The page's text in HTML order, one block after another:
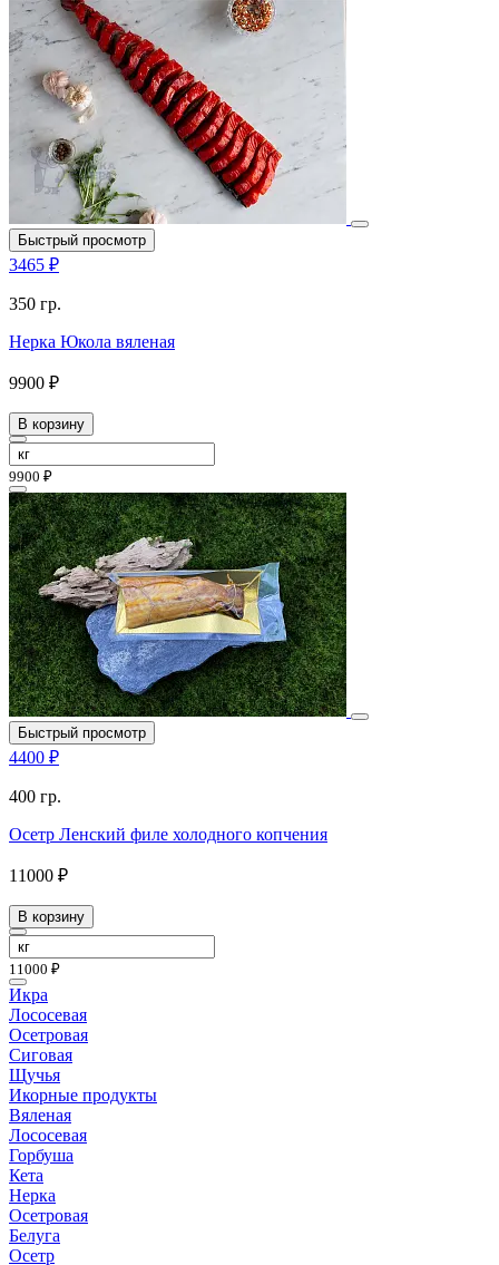
Быстрый просмотр
3465 ₽
350 гр.
Нерка Юкола вяленая
9900 ₽
В корзину
9900 ₽
Быстрый просмотр
4400 ₽
400 гр.
Осетр Ленский филе холодного копчения
11000 ₽
В корзину
11000 ₽
Икра
Лососевая
Осетровая
Сиговая
Щучья
Икорные продукты
Вяленая
Лососевая
Горбуша
Кета
Нерка
Осетровая
Белуга
Осетр